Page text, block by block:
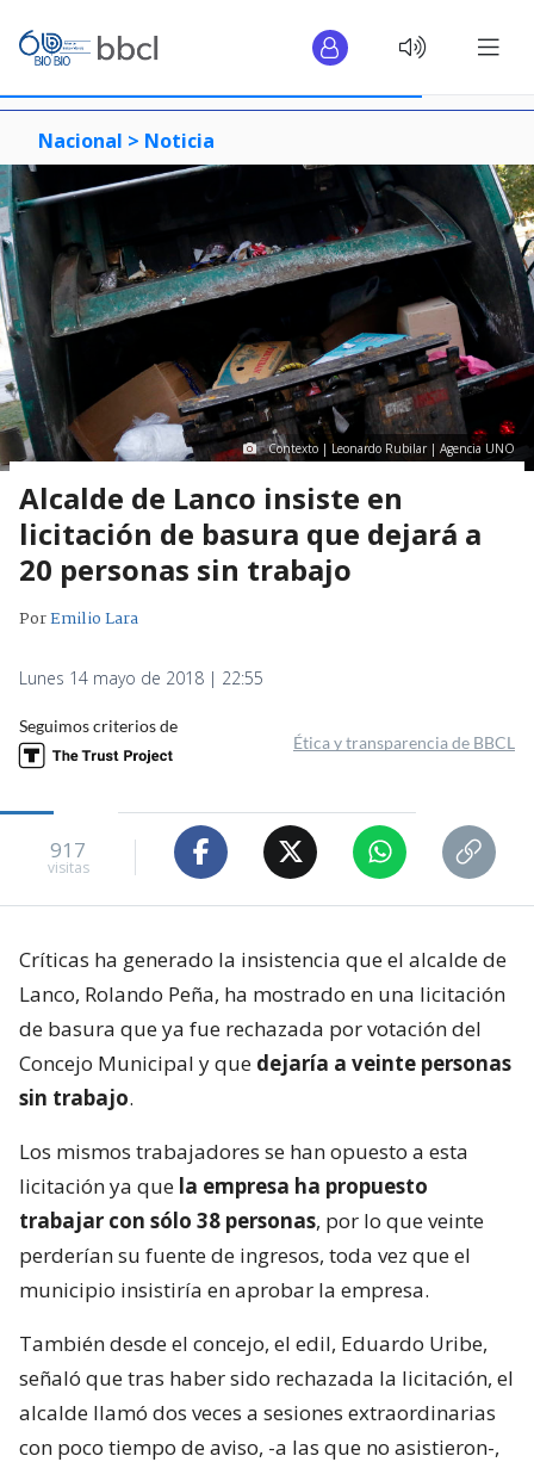
Nacional > Noticia
Contexto | Leonardo Rubilar | Agencia UNO
Alcalde de Lanco insiste en
licitación de basura que dejará a
20 personas sin trabajo
PorEmilio Lara
Lunes 14 mayo de 2018 | 22:55
Seguimos criterios de
Ética y transparencia de BBCL
917
visitas
Críticas ha generado la insistencia que el alcalde de
Lanco, Rolando Peña, ha mostrado en una licitación
de basura que ya fue rechazada por votación del
Concejo Municipal y que dejaría a veinte personas
sin trabajo.
Los mismos trabajadores se han opuesto a esta
licitación ya que la empresa ha propuesto
trabajar con sólo 38 personas, por lo que veinte
perderían su fuente de ingresos, toda vez que el
municipio insistiría en aprobar la empresa.
También desde el concejo, el edil, Eduardo Uribe,
señaló que tras haber sido rechazada la licitación, el
alcalde llamó dos veces a sesiones extraordinarias
con poco tiempo de aviso, -a las que no asistieron-,